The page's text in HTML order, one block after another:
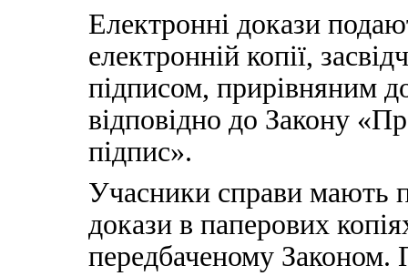
Електронні докази
електронній копії,
підписом, прирівняним
відповідно до Закону
підпис».
Учасники справи мають
докази в паперових
передбаченому Законом.